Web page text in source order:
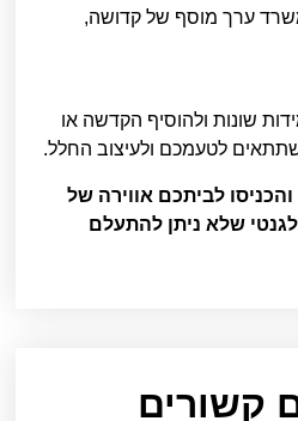
ערך מוסף של קדושה,
שונות ולהוסיף הקדשה או
לטעמכם ולעיצוב החלל.
בחרו בדגם RABIM-103 והכניסו לביתכם אווירה של
שלא ניתן להתעלם
קשורים